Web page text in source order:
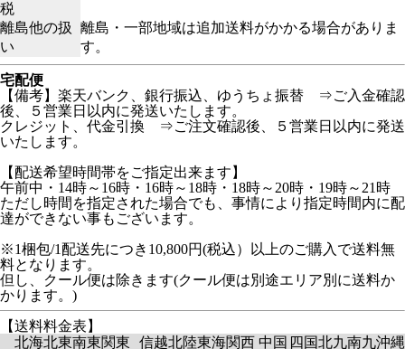
税
離島他の扱
い
離島・一部地域は追加送料がかかる場合がありま
す。
宅配便
【備考】楽天バンク、銀行振込、ゆうちょ振替 ⇒ご入金確認
後、５営業日以内に発送いたします。
クレジット、代金引換 ⇒ご注文確認後、５営業日以内に発送
いたします。
【配送希望時間帯をご指定出来ます】
午前中・14時～16時・16時～18時・18時～20時・19時～21時
ただし時間を指定された場合でも、事情により指定時間内に配
達ができない事もございます。
※1梱包/1配送先につき10,800円(税込）以上のご購入で送料無
料となります。
但し、クール便は除きます(クール便は別途エリア別に送料か
かります。)
【送料料金表】
北海北東南東関東 信越北陸東海関西 中国 四国北九南九沖縄